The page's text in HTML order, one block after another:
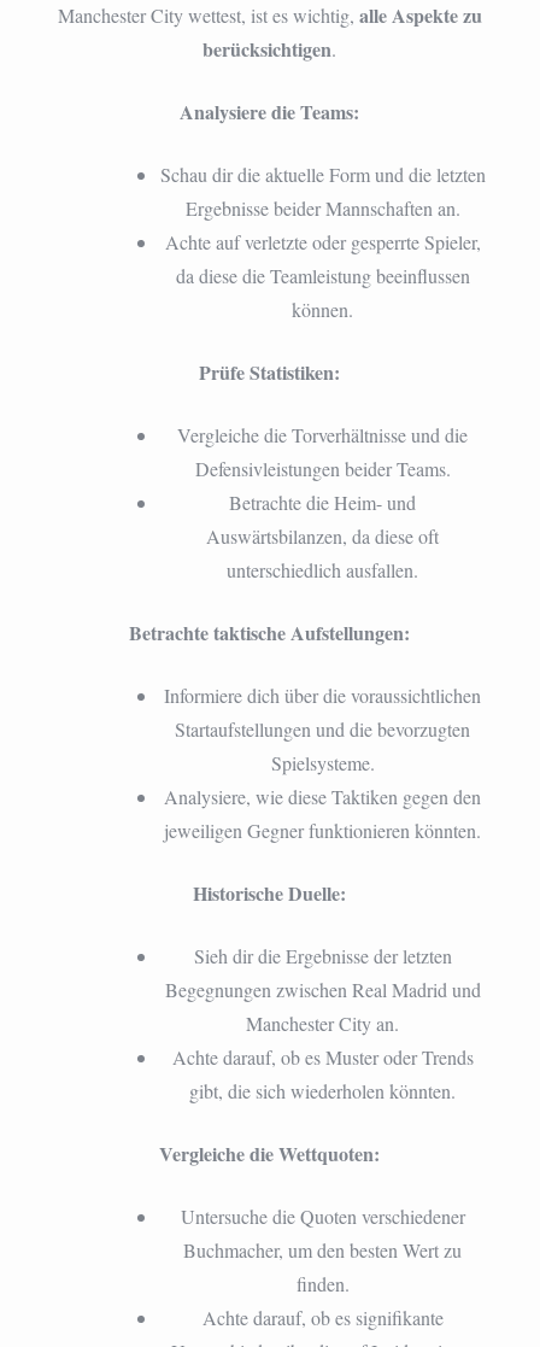
Manchester City wettest, ist es wichtig, alle Aspekte zu
berücksichtigen.
Analysiere die Teams:
Schau dir die aktuelle Form und die letzten
Ergebnisse beider Mannschaften an.
Achte auf verletzte oder gesperrte Spieler,
da diese die Teamleistung beeinflussen
können.
Prüfe Statistiken:
Vergleiche die Torverhältnisse und die
Defensivleistungen beider Teams.
Betrachte die Heim- und
Auswärtsbilanzen, da diese oft
unterschiedlich ausfallen.
Betrachte taktische Aufstellungen:
Informiere dich über die voraussichtlichen
Startaufstellungen und die bevorzugten
Spielsysteme.
Analysiere, wie diese Taktiken gegen den
jeweiligen Gegner funktionieren könnten.
Historische Duelle:
Sieh dir die Ergebnisse der letzten
Begegnungen zwischen Real Madrid und
Manchester City an.
Achte darauf, ob es Muster oder Trends
gibt, die sich wiederholen könnten.
Vergleiche die Wettquoten:
Untersuche die Quoten verschiedener
Buchmacher, um den besten Wert zu
finden.
Achte darauf, ob es signifikante